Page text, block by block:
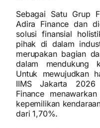
Sebagai Satu Grup
Adira Finance dan
solusi finansial
pihak di dalam
merupakan bagian
dalam mendukung
Untuk mewujudkan
IIMS Jakarta 2026
Finance
kepemilikan
dari 1,70%.